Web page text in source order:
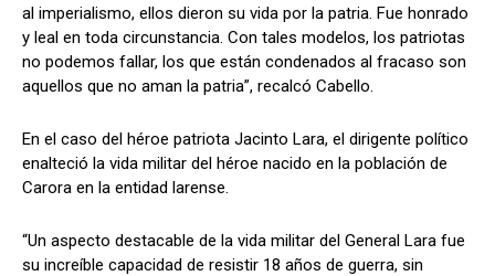
al imperialismo, ellos dieron su vida por la patria. Fue honrado
y leal en toda circunstancia. Con tales modelos, los patriotas
no podemos fallar, los que están condenados al fracaso son
aquellos que no aman la patria”, recalcó Cabello.
En el caso del héroe patriota Jacinto Lara, el dirigente político
enalteció la vida militar del héroe nacido en la población de
Carora en la entidad larense.
“Un aspecto destacable de la vida militar del General Lara fue
su increíble capacidad de resistir 18 años de guerra, sin